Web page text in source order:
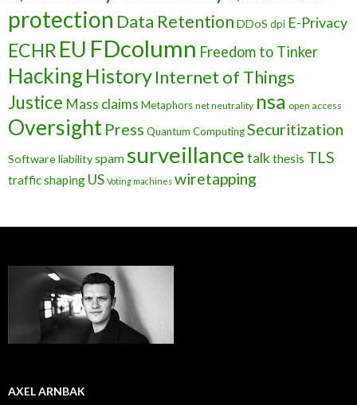
protection Data Retention DDoS dpi E-Privacy
ECHR EU FDcolumn Freedom to Tinker
HackingHistoryInternet of Things
Justice Mass claims Metaphors net neutrality nsa open access
Oversight Press Quantum ComputingSecuritization
Software liabilityspamsurveillancetalkthesis TLS
traffic shaping US Voting machines wiretapping
AXEL ARNBAK